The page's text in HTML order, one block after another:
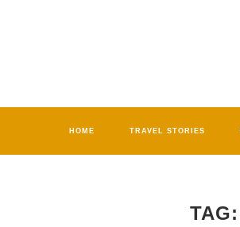
HOME TRAVEL STORIES
TAG